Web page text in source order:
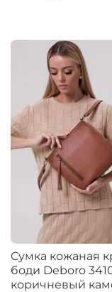
Сумка кожаная
боди Deboro
коричневый